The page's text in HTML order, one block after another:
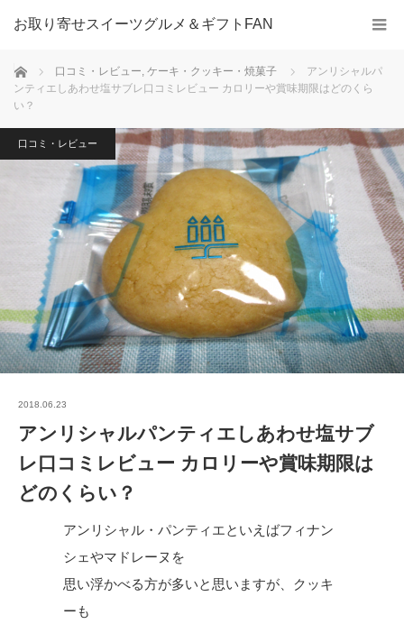
お取り寄せスイーツグルメ＆ギフトFAN
ホーム 口コミ・レビュー, ケーキ・クッキー・焼菓子
アンリシャルパ
ンティエしあわせ塩サブレ口コミレビュー カロリーや賞味期限はどのくら
い？
口コミ・レビュー
2018.06.23
アンリシャルパンティエしあわせ塩サブ
レ口コミレビュー カロリーや賞味期限は
どのくらい？
アンリシャル・パンティエといえばフィナン
シェやマドレーヌを
思い浮かべる方が多いと思いますが、クッキ
ーも